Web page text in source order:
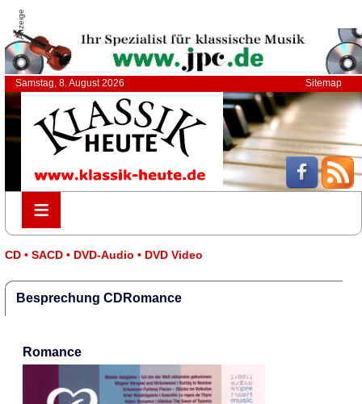
Anzeige
Samstag, 8. August 2026 Sitemap
≡
≡
CD • SACD • DVD-Audio • DVD Video
Besprechung CDRomance
Romance